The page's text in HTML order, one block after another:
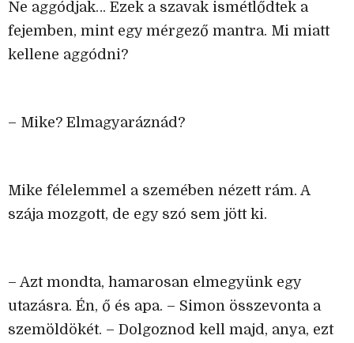
Ne aggódjak… Ezek a szavak ismétlődtek a
fejemben, mint egy mérgező mantra. Mi miatt
kellene aggódni?
– Mike? Elmagyaráznád?
Mike félelemmel a szemében nézett rám. A
szája mozgott, de egy szó sem jött ki.
– Azt mondta, hamarosan elmegyünk egy
utazásra. Én, ő és apa. – Simon összevonta a
szemöldökét. – Dolgoznod kell majd, anya, ezt